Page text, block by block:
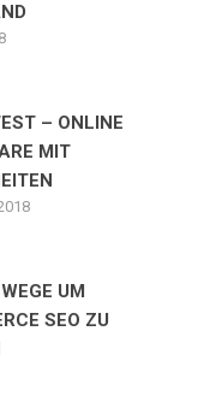
– ONLINE
MIT
UM
SEO ZU